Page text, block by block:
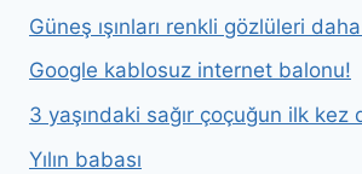
Güneş ışınları renkli gözlüleri
Google kablosuz internet balonu!
3 yaşındaki sağır çoçuğun ilk kez
Yılın babası